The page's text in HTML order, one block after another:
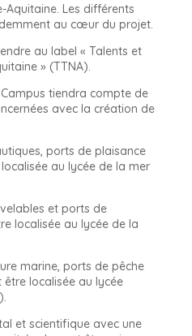
Les différents
au cœur du projet.
au label « Talents et
» (TTNA).
tiendra compte de
avec la création de
ports de plaisance
au lycée de la mer
et ports de
localisée au lycée de la
marine, ports de pêche
localisée au lycée
et scientifique avec une